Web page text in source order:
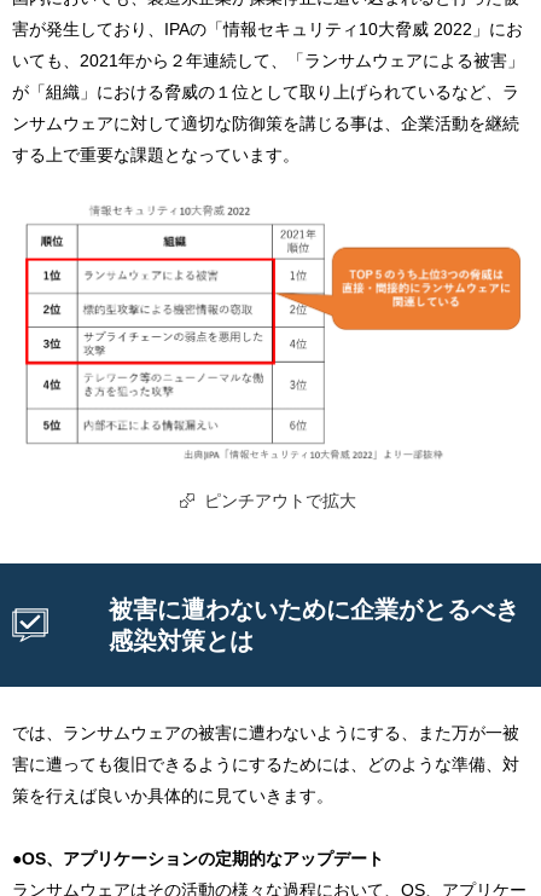
害が発生しており、IPAの「情報セキュリティ10大脅威 2022」にお
いても、2021年から２年連続して、「ランサムウェアによる被害」
が「組織」における脅威の１位として取り上げられているなど、ラ
ンサムウェアに対して適切な防御策を講じる事は、企業活動を継続
する上で重要な課題となっています。
ピンチアウトで拡大
被害に遭わないために企業がとるべき
感染対策とは
では、ランサムウェアの被害に遭わないようにする、また万が一被
害に遭っても復旧できるようにするためには、どのような準備、対
策を行えば良いか具体的に見ていきます。
●OS、アプリケーションの定期的なアップデート
ランサムウェアはその活動の様々な過程において、OS、アプリケー